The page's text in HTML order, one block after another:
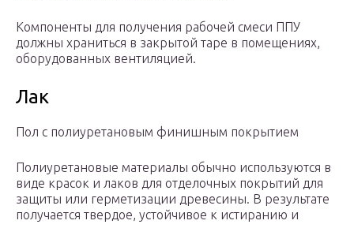
Компоненты для получения рабочей смеси ППУ
должны храниться в закрытой таре в помещениях,
оборудованных вентиляцией.
Лак
Пол с полиуретановым финишным покрытием
Полиуретановые материалы обычно используются в
виде красок и лаков для отделочных покрытий для
защиты или герметизации древесины. В результате
получается твердое, устойчивое к истиранию и